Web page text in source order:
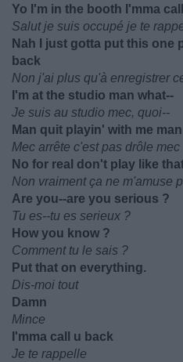
Yo I'm in the booth I'mma
Salut je suis occupé je te
Nah I just gotta put this one
back
Non j'ai plus qu'à enregistrer
I'm at the studio man what--
Je suis au studio mec, quoi--
Man quit playin' with me man
Mec arrête c'est pas drôle mec
No for real don't play like
Non vraiment ça ne m'amuse
Are you--are you serious ?
Tu es--tu es serieux ?
How you know ?
Comment tu le sais ?
Put that on everything.
Dis-moi tout
Damn
Mince
I'mma call u back
Je te rappelle